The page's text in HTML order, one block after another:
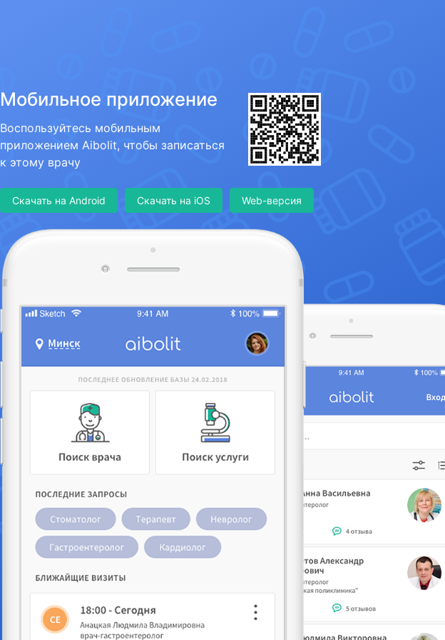
Мобильное приложение
Воспользуйтесь мобильным
приложением Aibolit, чтобы записаться
к этому врачу
Скачать на Android Скачать на iOS Web-версия